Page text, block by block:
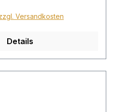
Versandkosten
Details